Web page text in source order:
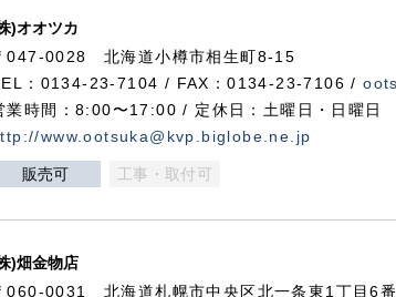
)オオツカ
047-0028 北海道小樽市相生町8-15
：0134-23-7104 / FAX：0134-23-7106 /
業時間：8:00〜17:00 / 定休日：土曜日・日曜日
www.ootsuka@kvp.biglobe.ne.jp
販売可 工事・取付可
)畑金物店
060-0031 北海道札幌市中央区北一条東1丁目6